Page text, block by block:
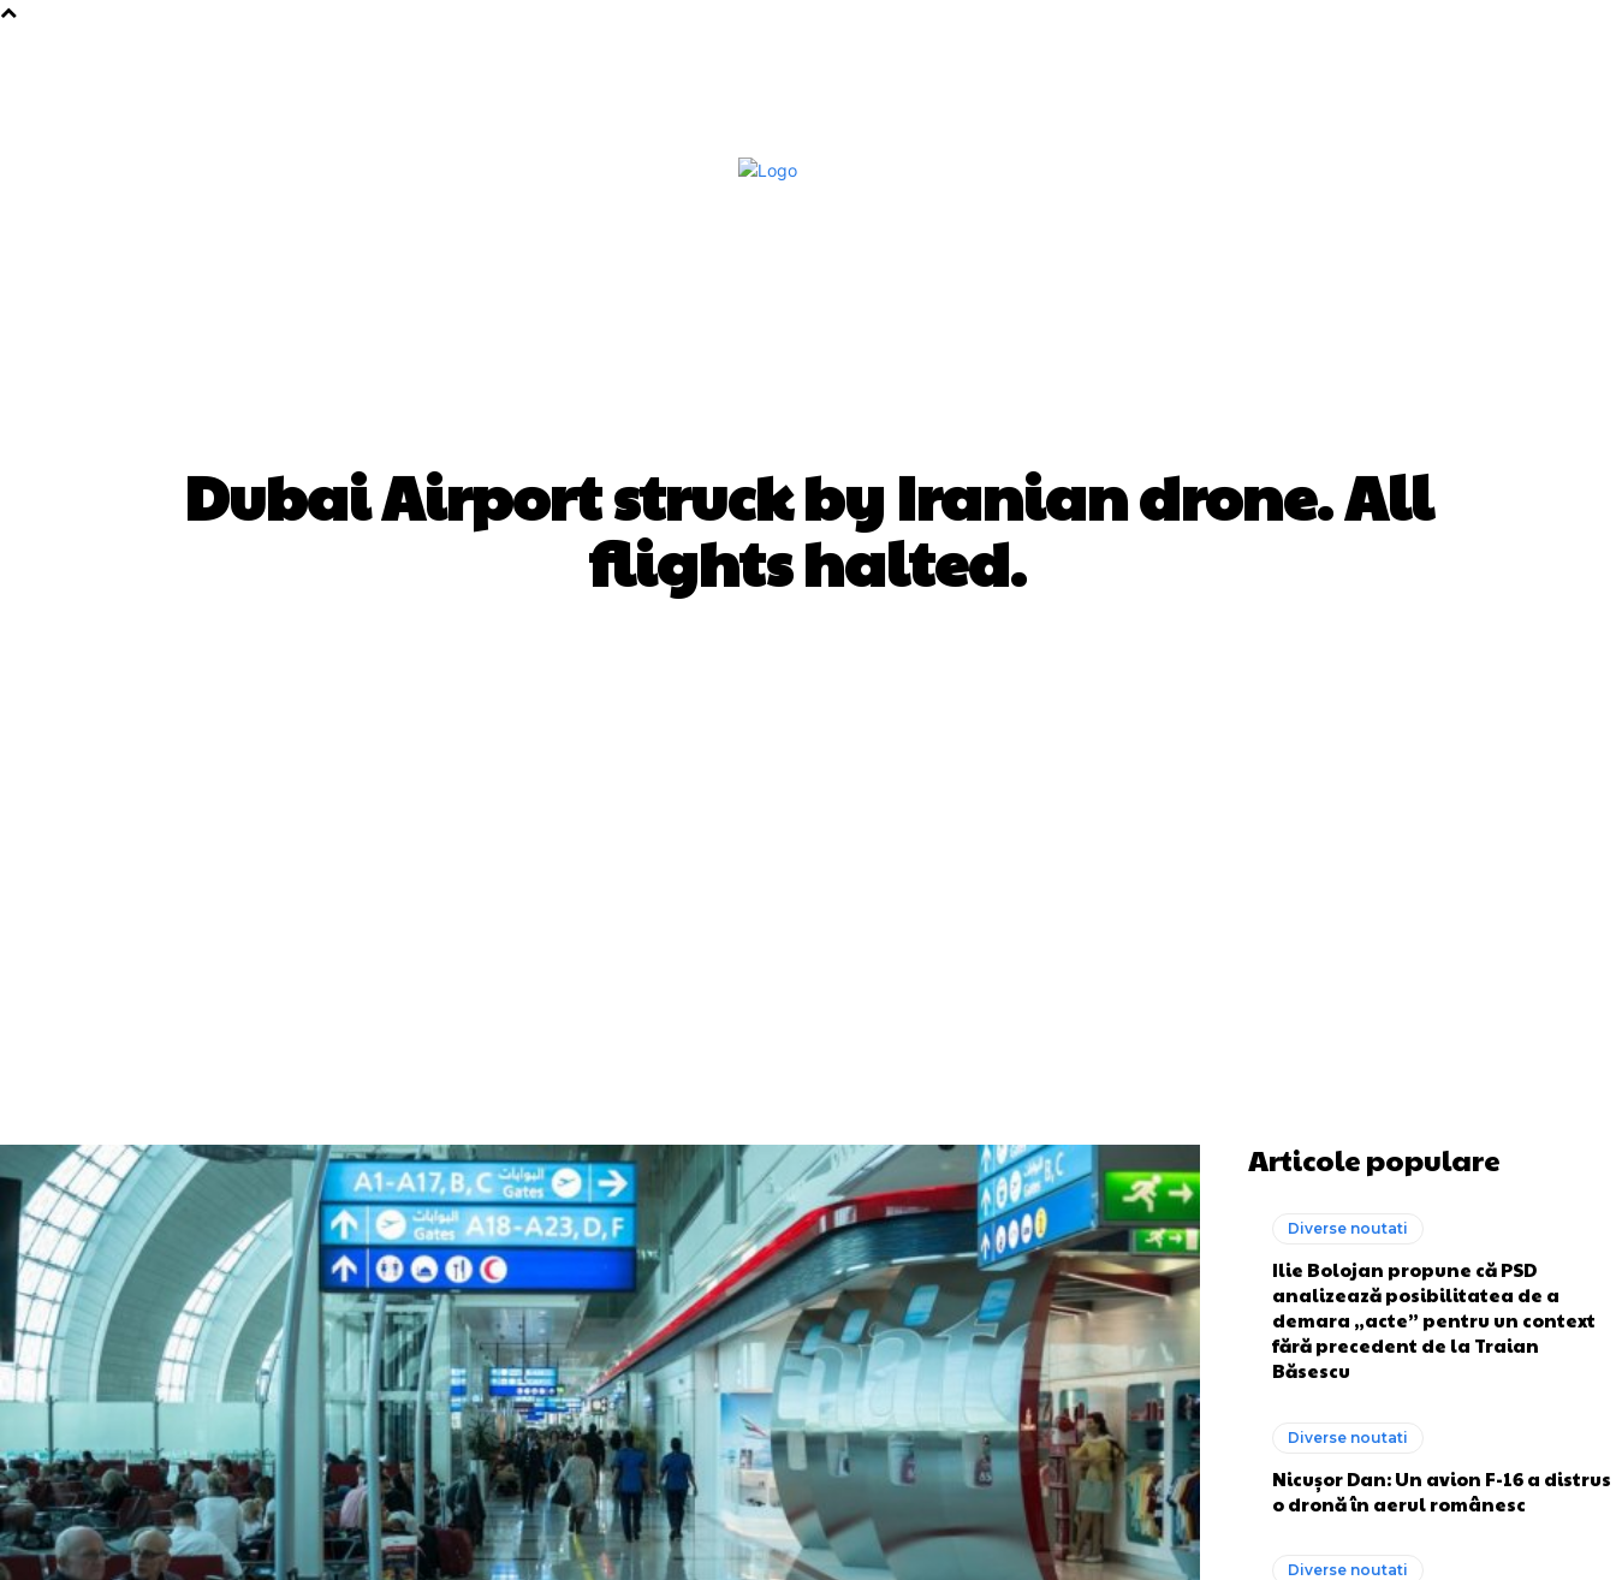
Dubai Airport struck by Iranian drone. All
flights halted.
Articole populare
Diverse noutati
Ilie Bolojan propune că PSD
analizează posibilitatea de a
demara „acte” pentru un context
fără precedent de la Traian
Băsescu
Diverse noutati
Nicușor Dan: Un avion F-16 a distrus
o dronă în aerul românesc
Diverse noutati